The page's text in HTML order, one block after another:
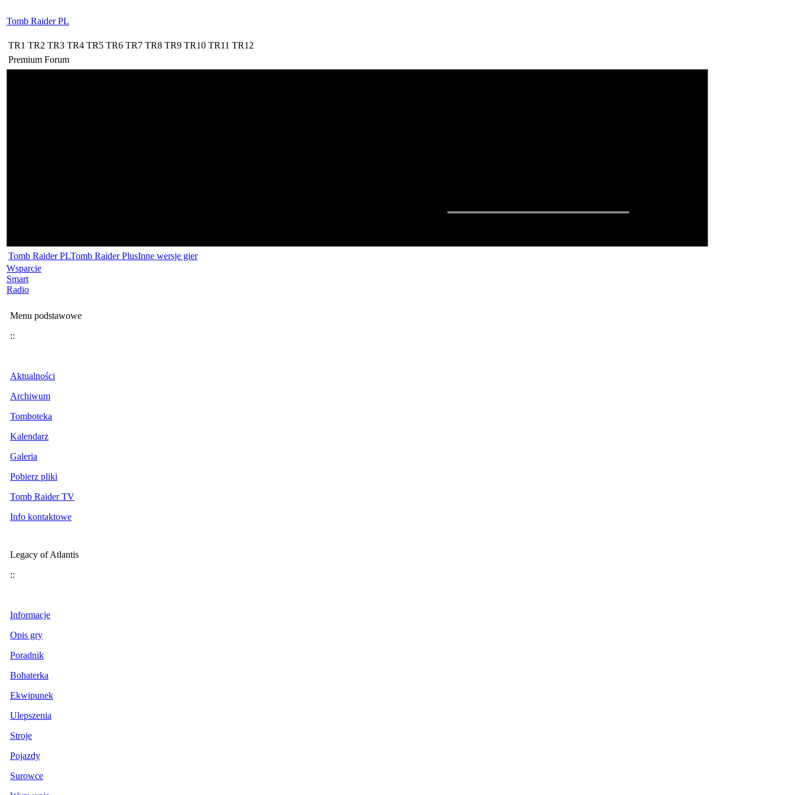
Tomb Raider PL
TR1 TR2 TR3 TR4 TR5 TR6 TR7 TR8 TR9 TR10 TR11 TR12
Premium Forum
Tomb Raider PLTomb Raider PlusInne wersje gier
Wsparcie
Smart
Radio
Menu podstawowe
::
Aktualności
Archiwum
Tomboteka
Kalendarz
Galeria
Pobierz pliki
Tomb Raider TV
Info kontaktowe
Legacy of Atlantis
::
Informacje
Opis gry
Poradnik
Bohaterka
Ekwipunek
Ulepszenia
Stroje
Pojazdy
Surowce